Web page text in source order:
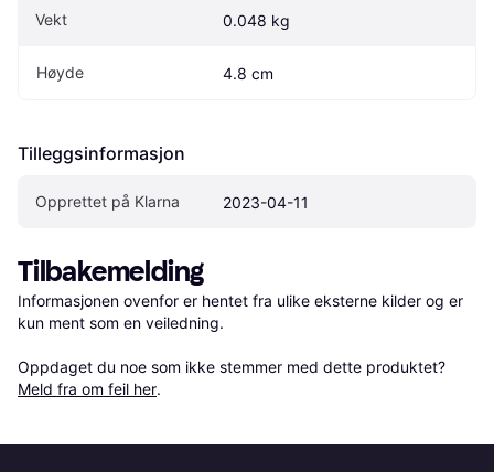
Vekt 0.048 kg
Høyde 4.8 cm
Tilleggsinformasjon
Opprettet på Klarna 2023-04-11
Tilbakemelding
Informasjonen ovenfor er hentet fra ulike eksterne kilder og er
kun ment som en veiledning.
Oppdaget du noe som ikke stemmer med dette produktet?
Meld fra om feil her.